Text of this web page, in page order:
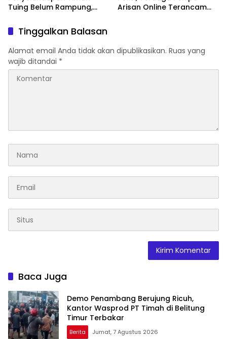
Tuing Belum Rampung,
Dalam Informasi
Penyidikan
Arisan Online Terancam
Tinggalkan Balasan
Alamat email Anda tidak akan dipublikasikan. Ruas yang
wajib ditandai *
Baca Juga
Demo Penambang Berujung Ricuh,
Kantor Wasprod PT Timah di Belitung
Timur Terbakar
Berita Jumat, 7 Agustus 2026